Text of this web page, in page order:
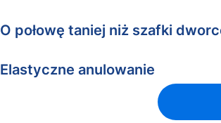
O połowę taniej niż szafki
Elastyczne anulowanie